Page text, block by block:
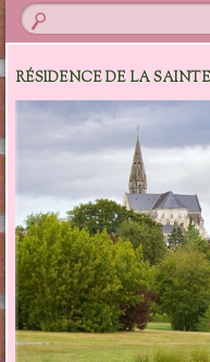
RÉSIDENCE DE LA